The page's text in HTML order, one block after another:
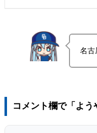
名古
コメント欄で「よ